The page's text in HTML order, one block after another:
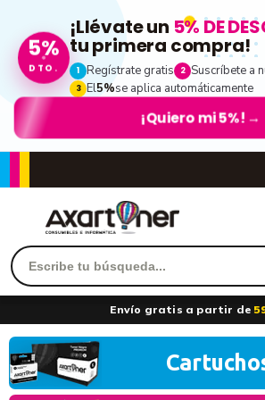
5%
DTO.
¡Llévate un 5% DE
tu primera compra!
1 Regístrate gratis 2 Suscríbete a
3 El5%se aplica automáticamente
¡Quiero mi 5%! →
entrar
Envío gratis a partir de